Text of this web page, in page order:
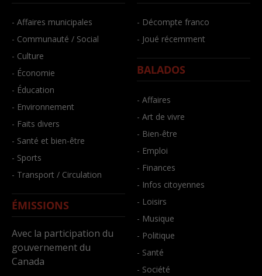
- Affaires municipales
- Communauté / Social
- Culture
- Économie
- Éducation
- Environnement
- Faits divers
- Santé et bien-être
- Sports
- Transport / Circulation
ÉMISSIONS
Avec la participation du
gouvernement du
Canada
- Décompte franco
- Joué récemment
BALADOS
- Affaires
- Art de vivre
- Bien-être
- Emploi
- Finances
- Infos citoyennes
- Loisirs
- Musique
- Politique
- Santé
- Société